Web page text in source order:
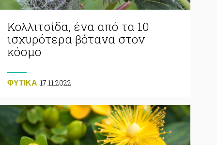
Κολλιτσίδα, ένα από τα 10
ισχυρότερα βότανα στον
κόσμο
ΦΥΤΙΚA 17.11.2022